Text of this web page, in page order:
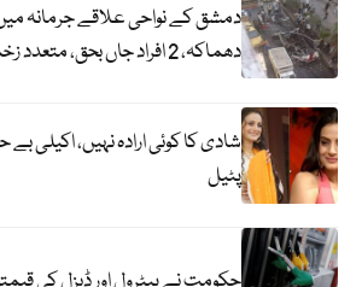
دمشق کے نواحی علاقے جرمانہ
دھماکہ، 2 افراد جاں بحق، متعدد زخمی
شادی کا کوئی ارادہ نہیں، اکیلی
پٹیل